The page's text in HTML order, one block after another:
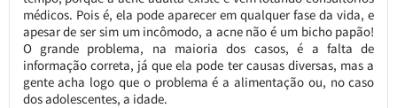
médicos. Pois é, ela pode aparecer em qualquer fase da vida, e
apesar de ser sim um incômodo, a acne não é um bicho papão!
O grande problema, na maioria dos casos, é a falta de
informação correta, já que ela pode ter causas diversas, mas a
gente acha logo que o problema é a alimentação ou, no caso
dos adolescentes, a idade.